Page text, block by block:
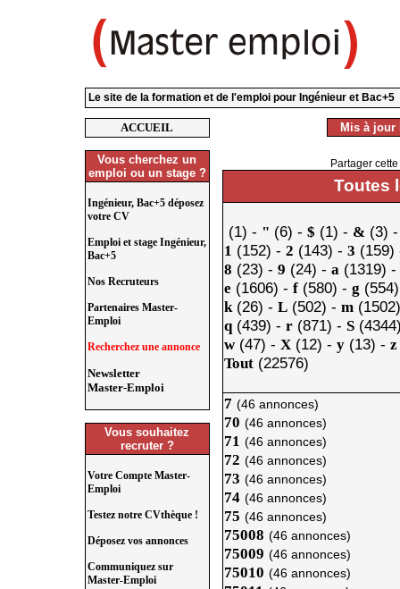
Le site de la formation et de l'emploi pour Ingénieur et Bac+5
ACCUEIL
Vous cherchez un
emploi ou un stage ?
Ingénieur, Bac+5 déposez
votre CV
Emploi et stage Ingénieur,
Bac+5
Nos Recruteurs
Partenaires Master-
Emploi
Recherchez une annonce
Newsletter
Master-Emploi
Vous souhaitez
recruter ?
Votre Compte Master-
Emploi
Testez notre CVthèque !
Déposez vos annonces
Communiquez sur
Master-Emploi
Mis à jour
Partager
Toutes
(1) - " (6) - $ (1) - &(3)
1 (152) - 2 (143) - 3
8 (23) - 9 (24) - a(1319) -
e (1606) - f(580) - g
k(26) - L(502) - m
q(439) - r(871) - S
w(47) - X(12) - y(13) - z
Tout(22576)
7 (46 annonces)
70 (46 annonces)
71 (46 annonces)
72 (46 annonces)
73 (46 annonces)
74 (46 annonces)
75 (46 annonces)
75008 (46 annonces)
75009 (46 annonces)
75010 (46 annonces)